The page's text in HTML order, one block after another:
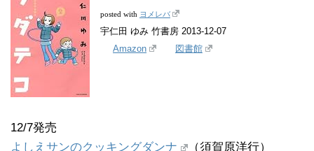
posted with ヨメレバ
宇仁田 ゆみ 竹書房 2013-12-07
Amazon
図書館
12/7発売
よしえサンのクッキングダンナ
（須賀原洋行）